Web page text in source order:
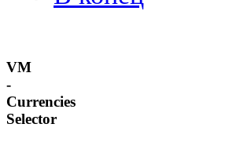
VM
-
Currencies
Selector